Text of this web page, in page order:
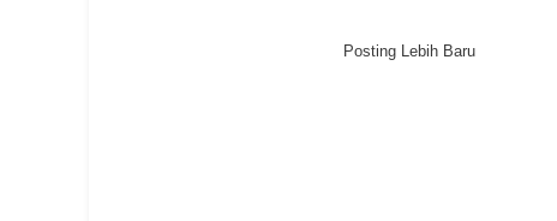
Posting Lebih Baru